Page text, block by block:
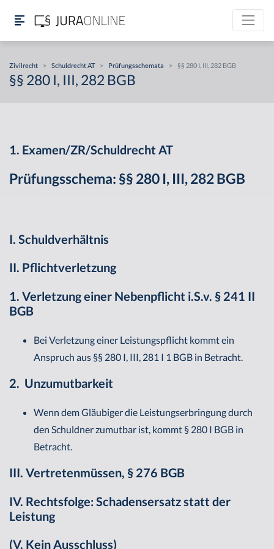
Zivilrecht > Schuldrecht AT > Prüfungsschemata > §§ 280 I, III, 282 BGB
§§ 280 I, III, 282 BGB
1. Examen/ZR/Schuldrecht AT
Prüfungsschema: §§ 280 I, III, 282 BGB
I. Schuldverhältnis
II. Pflichtverletzung
1. Verletzung einer Nebenpflicht i.S.v. § 241 II
BGB
Bei Verletzung einer Leistungspflicht kommt ein
Anspruch aus §§ 280 I, III, 281 I 1 BGB in Betracht.
2. Unzumutbarkeit
Wenn dem Gläubiger die Leistungserbringung durch
den Schuldner zumutbar ist, kommt § 280 I BGB in
Betracht.
III. Vertretenmüssen, § 276 BGB
IV. Rechtsfolge: Schadensersatz statt der
Leistung
(V. Kein Ausschluss)